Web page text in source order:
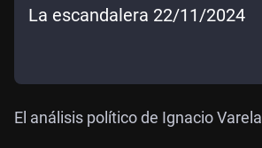
La escandalera 22/11/2024
El análisis político de Ignacio Varela